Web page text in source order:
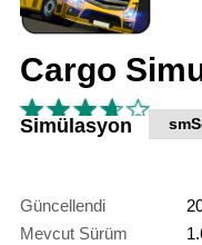
Simülasyon
Güncellendi
Mevcut Sürüm